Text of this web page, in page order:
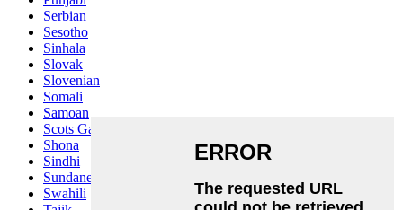
Serbian
Sesotho
Sinhala
Slovak
Slovenian
Somali
Samoan
Scots Gaelic
Shona
Sindhi
Sundanese
Swahili